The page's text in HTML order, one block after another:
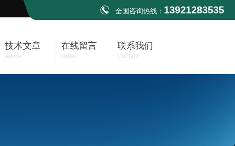
全国咨询热线： 13921283535
技术文章
Article
在线留言
Order
联系我们
Contact